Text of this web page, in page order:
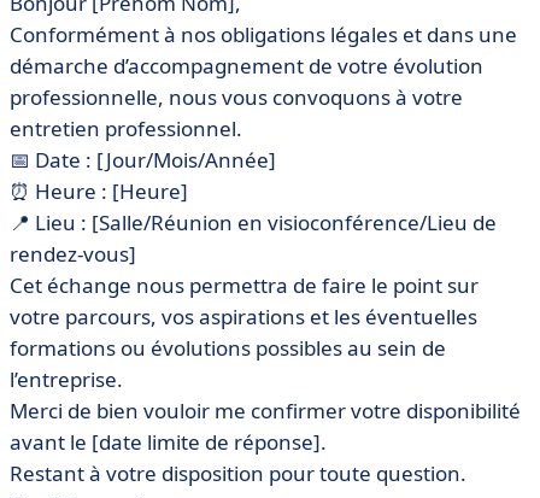
Conformément à nos obligations légales et dans une
démarche d’accompagnement de votre évolution
professionnelle, nous vous convoquons à votre
entretien professionnel.
📅 Date : [Jour/Mois/Année]
⏰ Heure : [Heure]
📍 Lieu : [Salle/Réunion en visioconférence/Lieu de
rendez-vous]
Cet échange nous permettra de faire le point sur
votre parcours, vos aspirations et les éventuelles
formations ou évolutions possibles au sein de
l’entreprise.
Merci de bien vouloir me confirmer votre disponibilité
avant le [date limite de réponse].
Restant à votre disposition pour toute question.